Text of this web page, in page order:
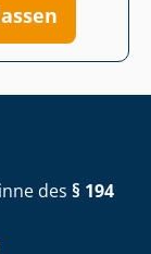
des § 194